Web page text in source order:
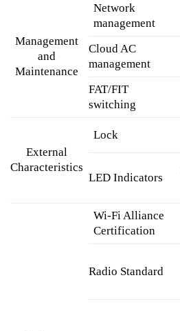
Management
and
Maintenance
Network
management
Cloud AC
management
FAT/FIT
switching
External
Characteristics
Lock
LED Indicators
Wi-Fi Alliance
Certification
Radio Standard